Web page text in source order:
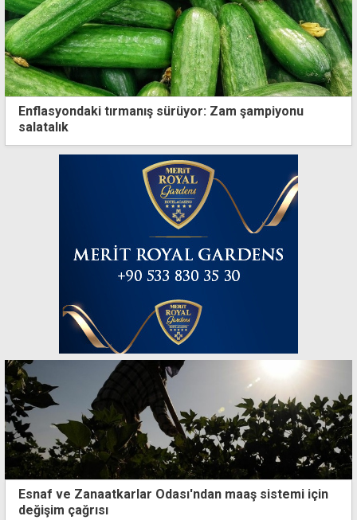
Enflasyondaki tırmanış sürüyor: Zam şampiyonu
salatalık
Esnaf ve Zanaatkarlar Odası'ndan maaş sistemi için
değişim çağrısı